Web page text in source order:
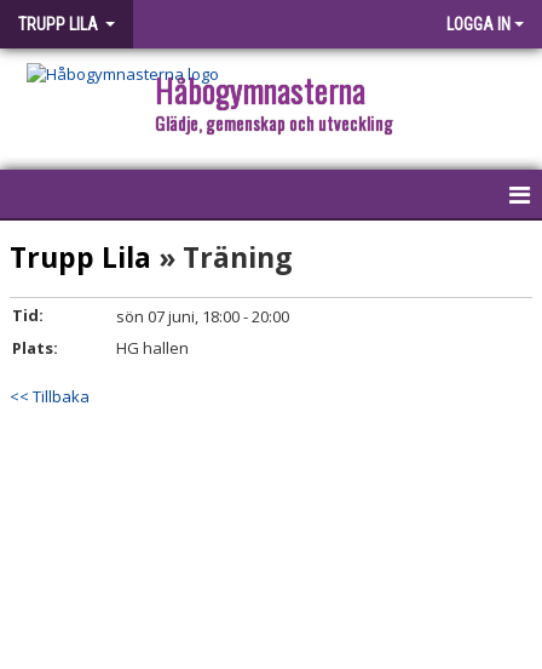
TRUPP LILA LOGGA IN
Håbogymnasterna
Glädje, gemenskap och utveckling
HEM
KALENDER
Trupp Lila » Träning
Tid:
sön 07 juni, 18:00 - 20:00
Plats:
HG hallen
<< Tillbaka